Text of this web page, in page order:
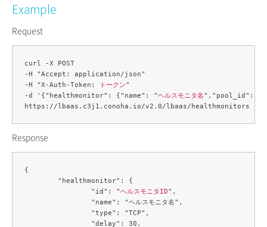
Example
Request
curl -X POST
-H "Accept: application/json"
-H "X-Auth-Token:
トークン"
-d '{"healthmonitor": {"name": "ヘルスモニタ名","pool_id": "
Response
{
		"id": "
ヘルスモニタID",